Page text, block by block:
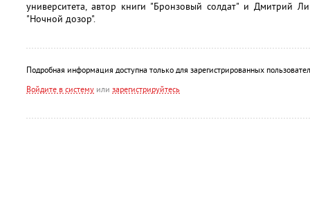
университета, автор книги "Бронзовый солдат" и Дмитрий
"Ночной дозор".
Подробная информация доступна только для зарегистрированных
Войдите в систему или зарегистрируйтесь